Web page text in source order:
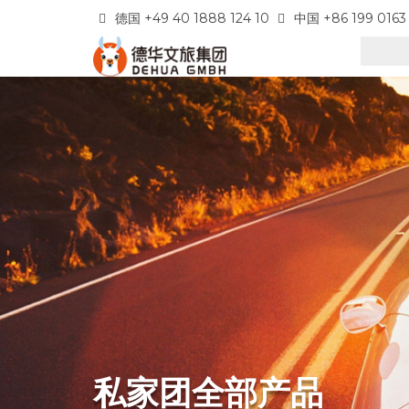
德国 +49 40 1888 124 10 中国 +86 199
私家团全部产品